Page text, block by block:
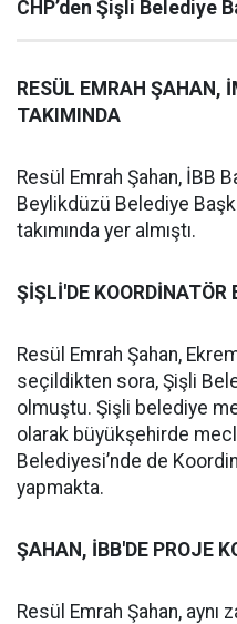
CHP’den Şişli Belediye
RESÜL EMRAH ŞAHAN,
TAKIMINDA
Resül Emrah Şahan, İBB
Beylikdüzü Belediye
takımında yer almıştı.
ŞİŞLİ'DE
Resül Emrah Şahan,
seçildikten sora, Şişli
olmuştu. Şişli belediye
olarak büyükşehirde
Belediyesi’nde de
yapmakta.
ŞAHAN, İBB'DE PROJE
Resül Emrah Şahan,